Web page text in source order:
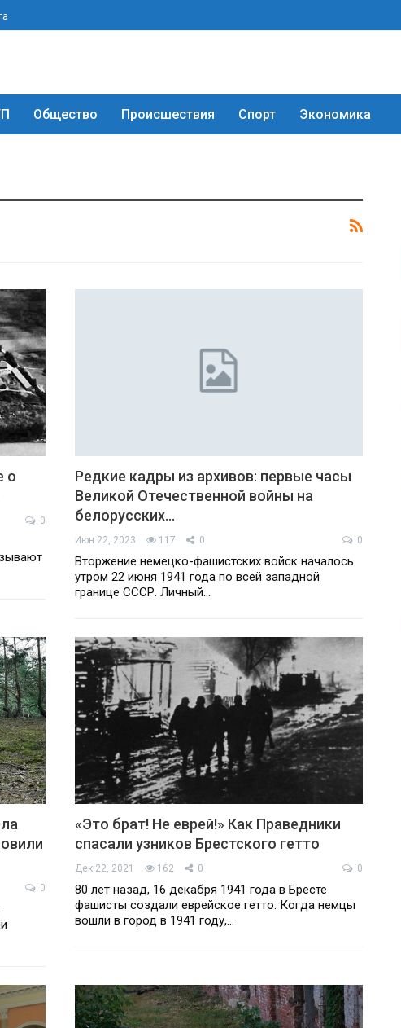
Общество Происшествия Спорт Экономика
о
0
Редкие кадры из архивов: первые часы
Великой Отечественной войны на
белорусских…
Июн 22, 2023 117 0 0
Вторжение немецко-фашистских войск началось
утром 22 июня 1941 года по всей западной
границе СССР. Личный…
0
«Это брат! Не еврей!» Как Праведники
спасали узников Брестского гетто
Дек 22, 2021 162 0 0
80 лет назад, 16 декабря 1941 года в Бресте
фашисты создали еврейское гетто. Когда немцы
вошли в город в 1941 году,…